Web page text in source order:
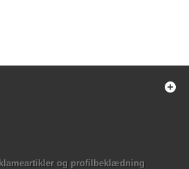
og profilbeklædning